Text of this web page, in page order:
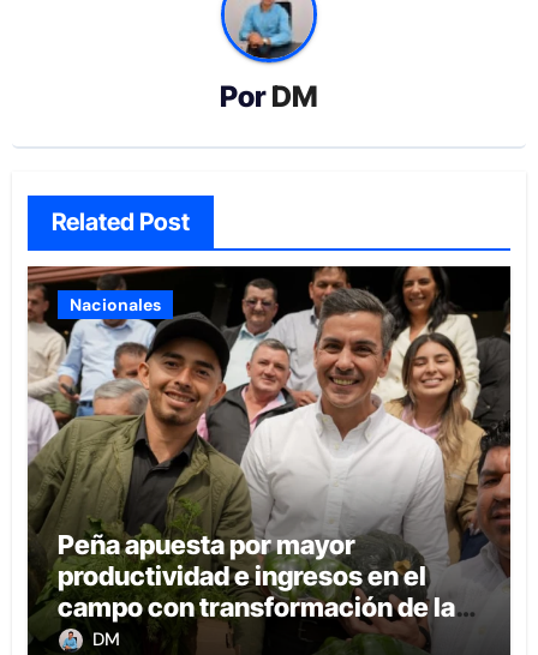
PorDM
Related Post
Nacionales
Peña apuesta por mayor
productividad e ingresos en el
campo con transformación de la
agricultura familiar
DM